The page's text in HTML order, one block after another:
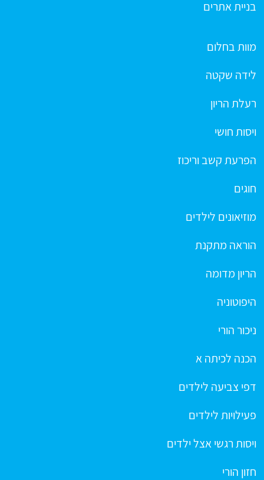
בניית אתרים
מוות בחלום
לידה שקטה
רעלת הריון
ויסות חושי
הפרעת קשב וריכוז
חוגים
מוזיאונים לילדים
הוראה מתקנת
הריון מדומה
היפוטוניה
ניכור הורי
הכנה לכיתה א
דפי צביעה לילדים
פעילויות לילדים
ויסות רגשי אצל ילדים
חזון הורי